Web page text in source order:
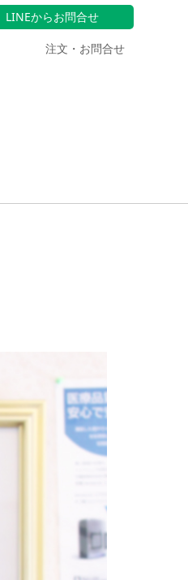
注文・お問合せ
LINEからお問合せ